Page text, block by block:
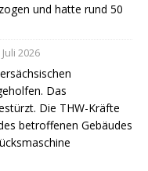
und hatte rund 50
Juli 2026
Das
Die THW-Kräfte
betroffenen Gebäudes